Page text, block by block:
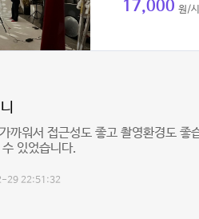
17,000 원/
까워서 접근성도 좋고 촬영환경도
있었습니다.
29 22:51:32